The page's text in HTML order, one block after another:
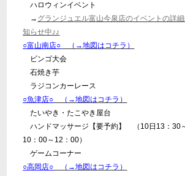
ハロウィンイベント
→ グランジュエル富山今泉店のイベントの詳
知らせ中♪♪
○富山南店○ （→地図はコチラ）
ビンゴ大会
石焼き芋
ラジコンカーレース
○魚津店○ （→地図はコチラ）
たいやき・たこやき屋台
ハンドマッサージ【要予約】 （10日13：30
10：00～12：00）
ゲームコーナー
○高岡店○ （→地図はコチラ）